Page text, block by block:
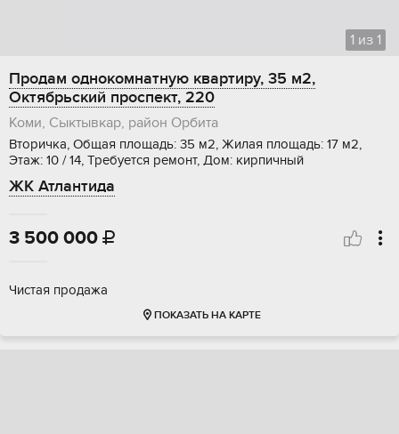
1 из 1
Продам однокомнатную квартиру, 35 м2,
Октябрьский проспект, 220
Коми, Сыктывкар, район Орбита
Вторичка, Общая площадь: 35 м2, Жилая площадь: 17 м2,
Этаж: 10 / 14, Требуется ремонт, Дом: кирпичный
ЖК Атлантида
3 500 000 
Чистая продажа
ПОКАЗАТЬ НА КАРТЕ